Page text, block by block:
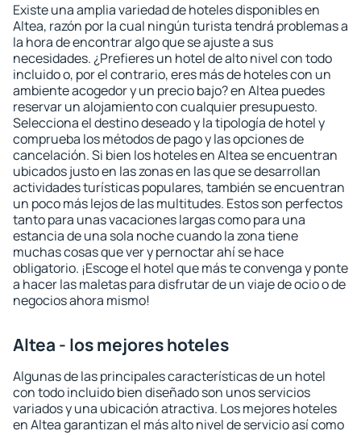
Existe una amplia variedad de hoteles disponibles en
Altea, razón por la cual ningún turista tendrá problemas a
la hora de encontrar algo que se ajuste a sus
necesidades. ¿Prefieres un hotel de alto nivel con todo
incluido o, por el contrario, eres más de hoteles con un
ambiente acogedor y un precio bajo? en Altea puedes
reservar un alojamiento con cualquier presupuesto.
Selecciona el destino deseado y la tipología de hotel y
comprueba los métodos de pago y las opciones de
cancelación. Si bien los hoteles en Altea se encuentran
ubicados justo en las zonas en las que se desarrollan
actividades turísticas populares, también se encuentran
un poco más lejos de las multitudes. Estos son perfectos
tanto para unas vacaciones largas como para una
estancia de una sola noche cuando la zona tiene
muchas cosas que ver y pernoctar ahí se hace
obligatorio. ¡Escoge el hotel que más te convenga y ponte
a hacer las maletas para disfrutar de un viaje de ocio o de
negocios ahora mismo!
Altea - los mejores hoteles
Algunas de las principales características de un hotel
con todo incluido bien diseñado son unos servicios
variados y una ubicación atractiva. Los mejores hoteles
en Altea garantizan el más alto nivel de servicio así como